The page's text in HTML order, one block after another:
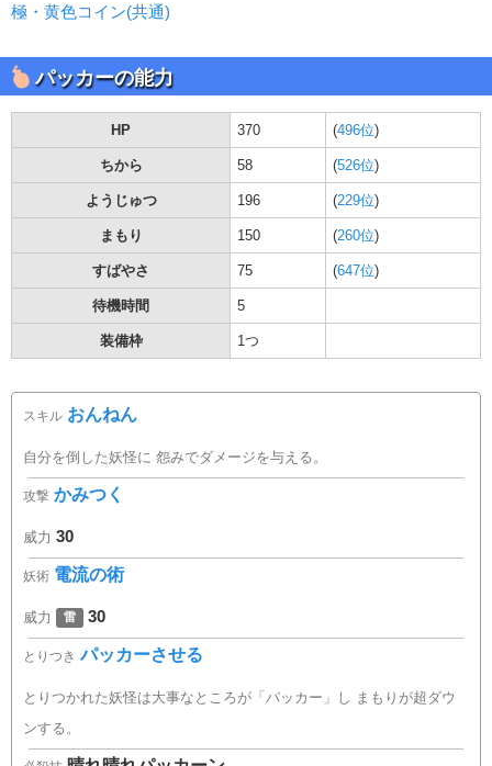
極・黄色コイン(共通)
パッカーの能力
HP 370 (496位)
ちから 58 (526位)
ようじゅつ 196 (229位)
まもり 150 (260位)
すばやさ 75 (647位)
待機時間 5
装備枠 1つ
スキル おんねん
自分を倒した妖怪に 怨みでダメージを与える。
攻撃 かみつく
威力 30
妖術 電流の術
威力 雷 30
とりつき パッカーさせる
とりつかれた妖怪は大事なところが「パッカー」し まもりが超ダウ
ンする。